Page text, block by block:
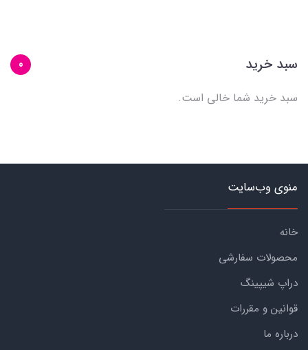
سبد خرید
0
سبد خرید شما خالی است.
منوی وب‌سایت
خانه
محصولات سفارشی
دراپ شیپینگ
قوانین و مقررات
درباره ما